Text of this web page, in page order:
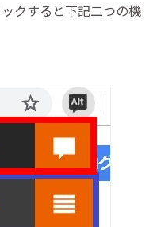
クすると下記二つの機